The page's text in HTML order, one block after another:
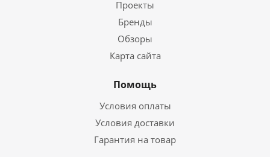
Проекты
Бренды
Обзоры
Карта сайта
Помощь
Условия оплаты
Условия доставки
Гарантия на товар